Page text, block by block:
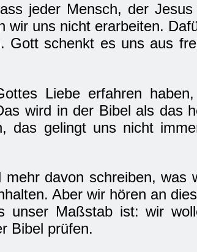
jeder Mensch, der
wir uns nicht erarbeiten.
Gott schenkt es uns aus
Liebe erfahren
wird in der Bibel als das
das gelingt uns nicht
davon schreiben,
Aber wir hören an
unser Maßstab ist: wir
Bibel prüfen.